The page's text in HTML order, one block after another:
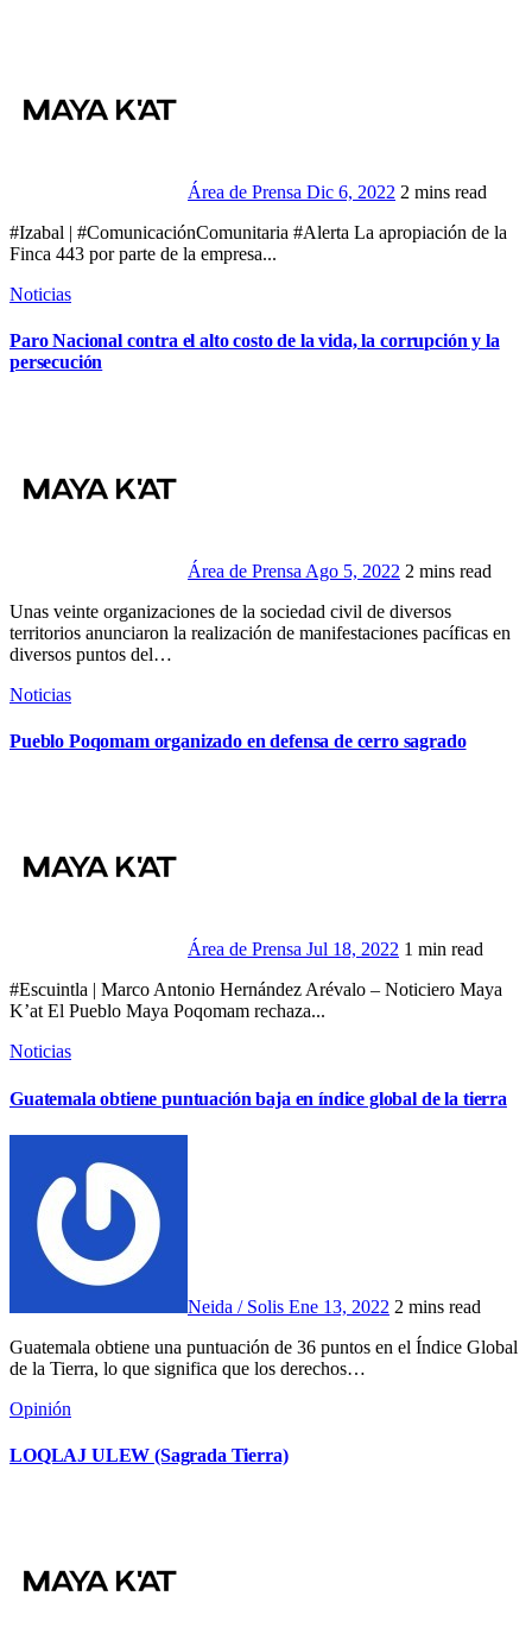
Área de Prensa Dic 6, 2022 2 mins read
#Izabal | #ComunicaciónComunitaria #Alerta La apropiación de la
Finca 443 por parte de la empresa...
Noticias
Paro Nacional contra el alto costo de la vida, la corrupción y la
persecución
Área de Prensa Ago 5, 2022 2 mins read
Unas veinte organizaciones de la sociedad civil de diversos
territorios anunciaron la realización de manifestaciones pacíficas en
diversos puntos del…
Noticias
Pueblo Poqomam organizado en defensa de cerro sagrado
Área de Prensa Jul 18, 2022 1 min read
#Escuintla | Marco Antonio Hernández Arévalo – Noticiero Maya
K’at El Pueblo Maya Poqomam rechaza...
Noticias
Guatemala obtiene puntuación baja en índice global de la tierra
Neida / Solis Ene 13, 2022 2 mins read
Guatemala obtiene una puntuación de 36 puntos en el Índice Global
de la Tierra, lo que significa que los derechos…
Opinión
LOQLAJ ULEW (Sagrada Tierra)